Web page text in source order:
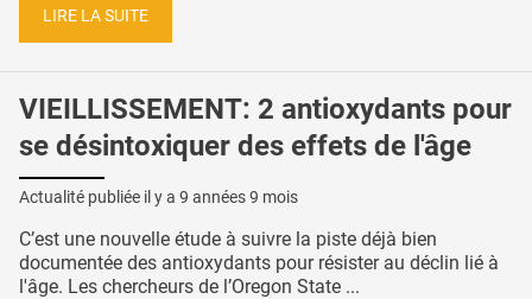
LIRE LA SUITE
VIEILLISSEMENT: 2 antioxydants pour
se désintoxiquer des effets de l'âge
Actualité publiée il y a 9 années 9 mois
C’est une nouvelle étude à suivre la piste déjà bien
documentée des antioxydants pour résister au déclin lié à
l'âge. Les chercheurs de l’Oregon State ...